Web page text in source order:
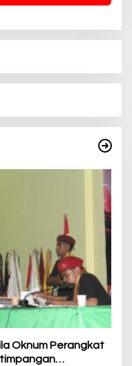
Oknum Perangkat